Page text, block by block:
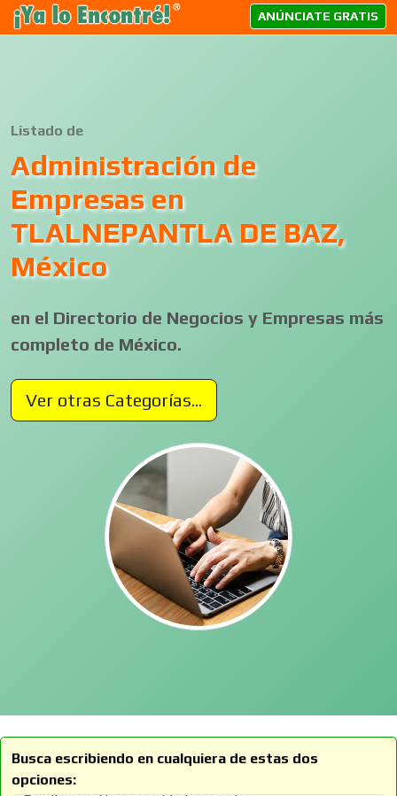
ANÚNCIATE GRATIS
Listado de
Administración de
Empresas en
TLALNEPANTLA DE BAZ,
México
en el Directorio de Negocios y Empresas más
completo de México.
Ver otras Categorías...
Busca escribiendo en cualquiera de estas dos
opciones: